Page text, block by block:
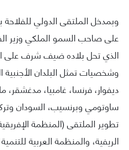
وبمدخل الملتقى الدولي
على صاحب السمو الملكي وزير
وشخصيات تمثل البلدان
ديفوار، فرنسا، غامبيا، مدغشقر،
ساوتومي وبرنسيب، السودان
تطوير الملتقى (المنظمة
الريفية، والمنظمة العربية للتنمية